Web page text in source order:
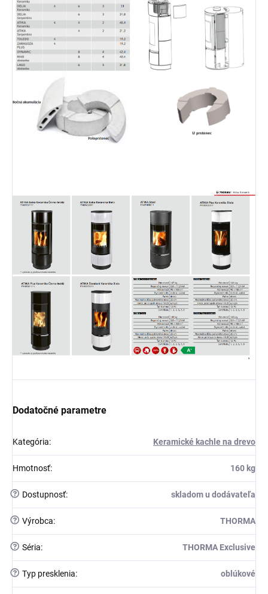
Dodatočné parametre
Kategória: Keramické kachle na drevo
Hmotnosť: 160 kg
? Dostupnosť: skladom u dodávateľa
? Výrobca: THORMA
? Séria: THORMA Exclusive
? Typ presklenia: oblúkové